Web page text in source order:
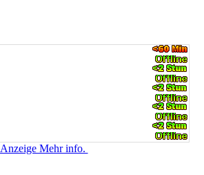
Anzeige Mehr info.